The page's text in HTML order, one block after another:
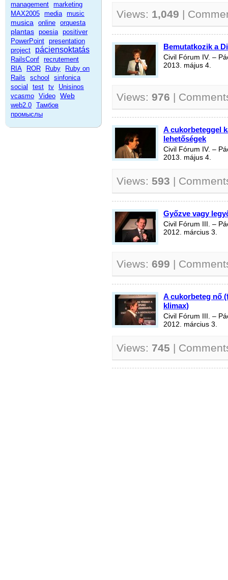
management marketing
MAX2005 media music
musica online orquesta
plantas poesia positiver
PowerPoint presentation
project
páciensoktatás
RailsConf recrutement
RIA
ROR Ruby
Ruby on
Rails
school
sinfonica
social
test tv
Unisinos
vcasmo Video Web
web2.0 Тамбов
промыслы
Views: 1,049 |
Bemutatkozik a
Civil Fórum IV. –
2013. május 4.
Views: 976 |
A cukorbeteggel
lehetőségek
Civil Fórum IV. –
2013. május 4.
Views: 593 |
Győzve vagy
Civil Fórum III. –
2012. március 3.
Views: 699 |
A cukorbeteg nő
klimax)
Civil Fórum III. –
2012. március 3.
Views: 745 |